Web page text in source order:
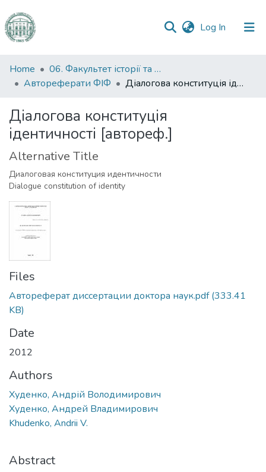
Log In (current)
Communities
&
All of DSpace
Statistics
Home
06. Факультет історії та філософії
Автореферати ФІФ
Діалогова конституція ідентичності [автореф.]
Діалогова конституція
ідентичності [автореф.]
Alternative Title
Диалоговая конституция идентичности
Dialogue constitution of identity
Files
Автореферат диссертации доктора наук.pdf(333.41
KB)
Date
2012
Authors
Худенко, Андрій Володимирович
Худенко, Андрей Владимирович
Khudenko, Аndrii V.
Abstract